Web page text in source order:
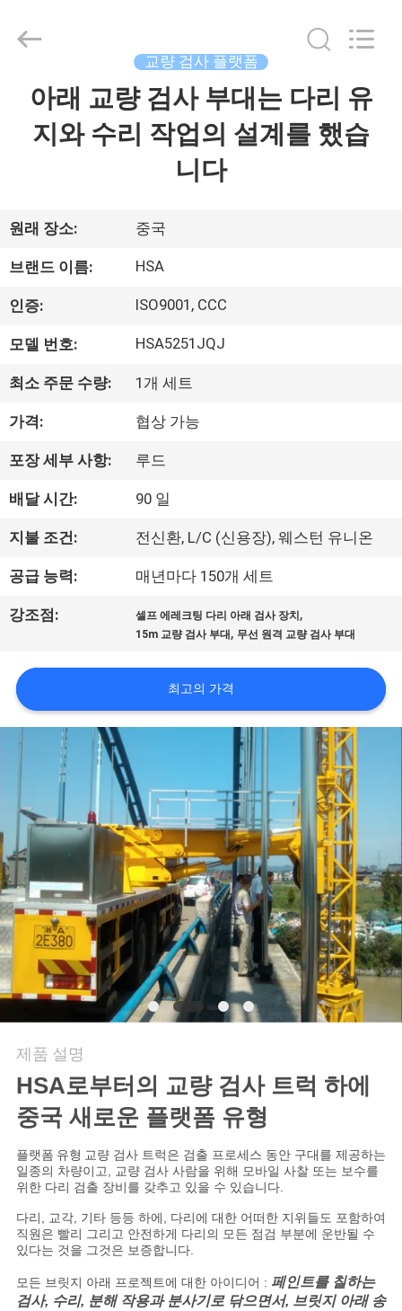
우
리
에
여
공
장
여
행
품
질
관
리
연
락
주
세
요
뉴
스
인
용
문
을
요
Copyright
HANGZHOU
SPECIAL
VEHICLE
CO.,LTD.
교량 검사 플랫폼
아래 교량 검사 부대는 다리 유
지와 수리 작업의 설계를 했습
니다
원래 장소: 중국
브랜드 이름: HSA
인증: ISO9001, CCC
모델 번호: HSA5251JQJ
최소 주문 수량: 1개 세트
가격: 협상 가능
포장 세부 사항: 루드
배달 시간: 90 일
지불 조건: 전신환, L/C (신용장), 웨스턴 유니온
공급 능력: 매년마다 150개 세트
강조점: 셀프 에레크팅 다리 아래 검사 장치 ,
15m 교량 검사 부대 , 무선 원격 교량 검사 부대
최고의 가격
제품 설명
HSA로부터의 교량 검사 트럭 하에
중국 새로운 플랫폼 유형
플랫폼 유형 교량 검사 트럭은 검출 프로세스 동안 구대를 제공하는
일종의 차량이고, 교량 검사 사람을 위해 모바일 사찰 또는 보수를
위한 다리 검출 장비를 갖추고 있을 수 있습니다.
다리, 교각, 기타 등등 하에, 다리에 대한 어떠한 지위들도 포함하여
직원은 빨리 그리고 안전하게 다리의 모든 점검 부분에 운반될 수
있다는 것을 그것은 보증합니다.
모든 브릿지 아래 프로젝트에 대한 아이디어 : 페인트를 칠하는
검사, 수리, 분해 작용과 분사기로 닦으면서, 브릿지 아래 송